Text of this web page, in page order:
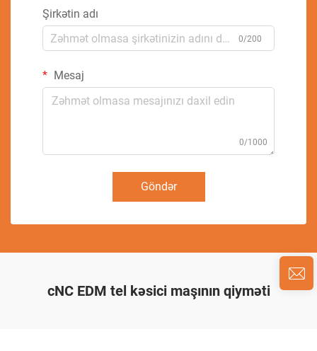
Şirkətin adı
0/200
Mesaj
0/1000
Göndər
cNC EDM tel kəsici maşının qiyməti